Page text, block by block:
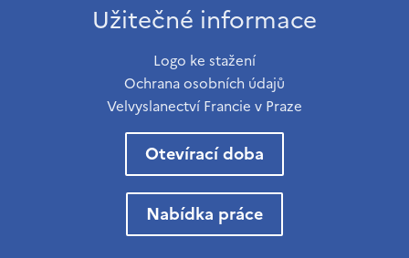
Užitečné informace
Logo ke stažení
Ochrana osobních údajů
Velvyslanectví Francie v Praze
Otevírací doba
Nabídka práce